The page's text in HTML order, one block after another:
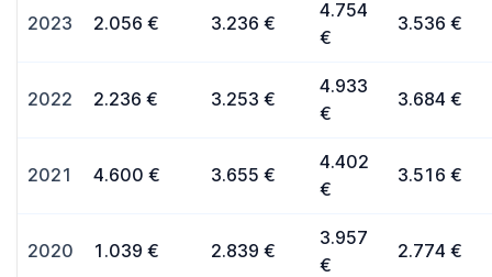
2023 2.056 € 3.236 €
4.754
€
3.536 €
2022 2.236 € 3.253 €
4.933
€
3.684 €
2021 4.600 € 3.655 €
4.402
€
3.516 €
2020 1.039 € 2.839 €
3.957
€
2.774 €